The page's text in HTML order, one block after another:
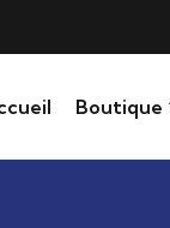
DE MORUE
Boutique